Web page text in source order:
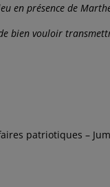
en présence de
bien vouloir
patriotiques –